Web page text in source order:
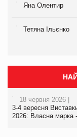
Яна Олентир
Тетяна Ільєнко
18 червня 2026 |
3-4 вересня
2026: Власна марка